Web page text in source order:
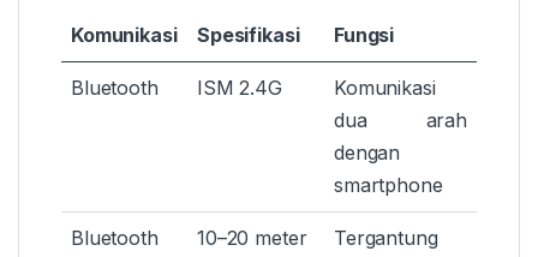
Komunikasi Spesifikasi Fungsi
Bluetooth ISM 2.4G
Komunikasi
dua arah
dengan
smartphone
Bluetooth
10–20 meter
Tergantung